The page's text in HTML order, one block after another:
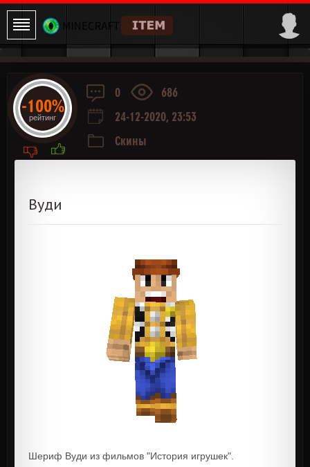
0
686
24-12-2020, 23:53
Скины
Вуди
Шериф Вуди из фильмов "История игрушек".
-100%
рейтинг